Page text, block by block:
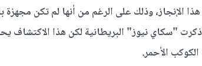
الإنجاز، وذلك على الرغم من أنها لم تكن مجهزة
"سكاي نيوز" البريطانية لكن هذا الاكتشاف
الأحمر.